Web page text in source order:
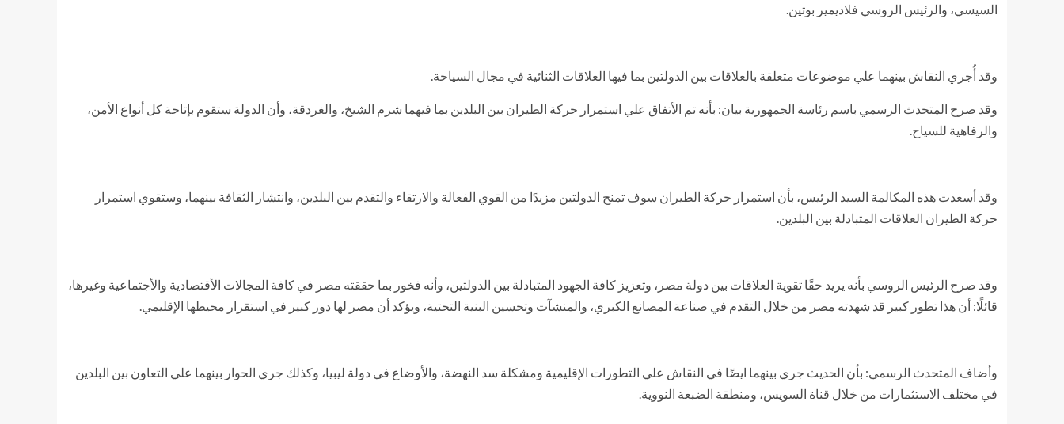
السيسي، والرئيس الروسي فلاديمير بوتين.
وقد أُجري النقاش بينهما علي موضوعات متعلقة بالعلاقات بين الدولتين بما فيها العلاقات الثنائية في مجال السياحة.
وقد صرح المتحدث الرسمي باسم رئاسة الجمهورية بيان: بأنه تم الأتفاق علي استمرار حركة الطيران بين البلدين بما فيهما شرم الشيخ، والغردقة، وأن الدولة ستقوم بإتاحة كل أنواع الأمن،
والرفاهية للسياح.
وقد أسعدت هذه المكالمة السيد الرئيس، بأن استمرار حركة الطيران سوف تمنح الدولتين مزيدًا من القوي الفعالة والارتقاء والتقدم بين البلدين، وانتشار الثقافة بينهما، وستقوي استمرار
حركة الطيران العلاقات المتبادلة بين البلدين.
وقد صرح الرئيس الروسي بأنه يريد حقًا تقوية العلاقات بين دولة مصر، وتعزيز كافة الجهود المتبادلة بين الدولتين، وأنه فخور بما حققته مصر في كافة المجالات الأقتصادية والأجتماعية وغيرها،
قائلًا: أن هذا تطور كبير قد شهدته مصر من خلال التقدم في صناعة المصانع الكبري، والمنشآت وتحسين البنية التحتية، ويؤكد أن مصر لها دور كبير في استقرار محيطها الإقليمي.
وأضاف المتحدث الرسمي: بأن الحديث جري بينهما ايضًا في النقاش علي التطورات الإقليمية ومشكلة سد النهضة، والأوضاع في دولة ليبيا، وكذلك جري الحوار بينهما علي التعاون بين البلدين
في مختلف الاستثمارات من خلال قناة السويس، ومنطقة الضبعة النووية.